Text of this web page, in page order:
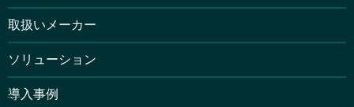
取扱いメーカー
ソリューション
導入事例